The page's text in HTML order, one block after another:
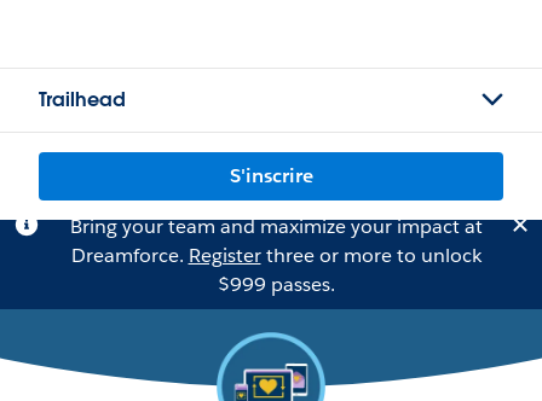
Trailhead
S'inscrire
Bring your team and maximize your impact at
Dreamforce. Registerthree or more to unlock
$999 passes.